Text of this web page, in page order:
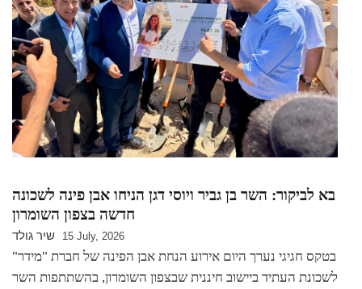
בא לביקור: השר בן גביר ויוסי דגן הניחו אבן פינה לשכונה
חדשה בצפון השומרון
שיר גולד 15 July, 2026
בטקס חגיגי נערך היום אירוע הנחת אבן הפינה של חברת "מידר"
לשכונת העתיד ביישוב חיננית שבצפון השומרון, בהשתתפות השר